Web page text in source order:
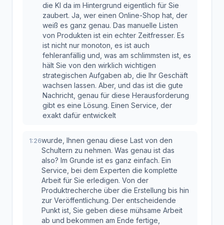
die KI da im Hintergrund eigentlich für Sie
zaubert. Ja, wer einen Online-Shop hat, der
weiß es ganz genau. Das manuelle Listen
von Produkten ist ein echter Zeitfresser. Es
ist nicht nur monoton, es ist auch
fehleranfällig und, was am schlimmsten ist, es
hält Sie von den wirklich wichtigen
strategischen Aufgaben ab, die Ihr Geschäft
wachsen lassen. Aber, und das ist die gute
Nachricht, genau für diese Herausforderung
gibt es eine Lösung. Einen Service, der
exakt dafür entwickelt
1:26wurde, Ihnen genau diese Last von den
Schultern zu nehmen. Was genau ist das
also? Im Grunde ist es ganz einfach. Ein
Service, bei dem Experten die komplette
Arbeit für Sie erledigen. Von der
Produktrecherche über die Erstellung bis hin
zur Veröffentlichung. Der entscheidende
Punkt ist, Sie geben diese mühsame Arbeit
ab und bekommen am Ende fertige,